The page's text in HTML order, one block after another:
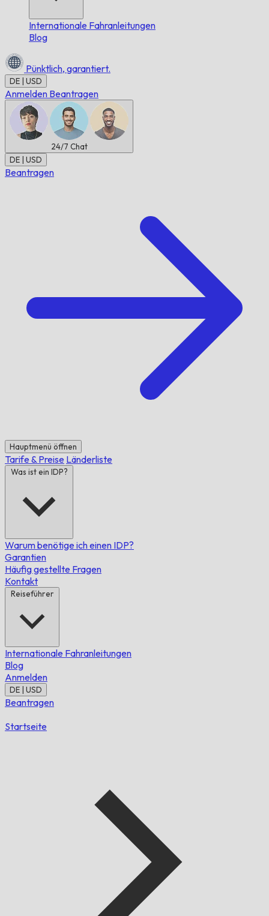
Internationale Fahranleitungen
Blog
Pünktlich, garantiert.
DE | USD
Anmelden Beantragen
24/7 Chat
DE | USD
Beantragen
Hauptmenü öffnen
Tarife & Preise Länderliste
Was ist ein IDP?
Warum benötige ich einen IDP?
Garantien
Häufig gestellte Fragen
Kontakt
Reiseführer
Internationale Fahranleitungen
Blog
Anmelden
DE | USD
Beantragen
Startseite